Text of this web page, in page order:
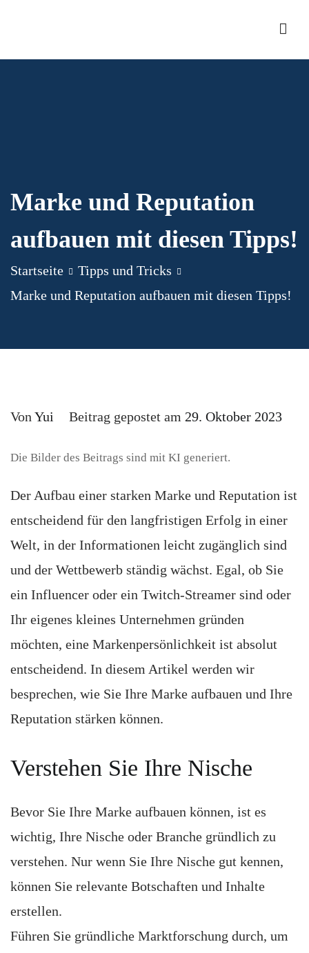
springen
Marke und Reputation
aufbauen mit diesen Tipps!
Startseite
Tipps und Tricks
Marke und Reputation aufbauen mit diesen Tipps!
Von Yui Beitrag gepostet am 29. Oktober 2023
Die Bilder des Beitrags sind mit KI generiert.
Der Aufbau einer starken Marke und Reputation ist
entscheidend für den langfristigen Erfolg in einer
Welt, in der Informationen leicht zugänglich sind
und der Wettbewerb ständig wächst. Egal, ob Sie
ein Influencer oder ein Twitch-Streamer sind oder
Ihr eigenes kleines Unternehmen gründen
möchten, eine Markenpersönlichkeit ist absolut
entscheidend. In diesem Artikel werden wir
besprechen, wie Sie Ihre Marke aufbauen und Ihre
Reputation stärken können.
Verstehen Sie Ihre Nische
Bevor Sie Ihre Marke aufbauen können, ist es
wichtig, Ihre Nische oder Branche gründlich zu
verstehen. Nur wenn Sie Ihre Nische gut kennen,
können Sie relevante Botschaften und Inhalte
erstellen.
Führen Sie gründliche Marktforschung durch, um